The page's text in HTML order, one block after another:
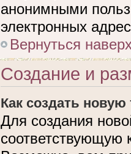
анонимными
электронных
Вернуться
Создание и
Как создать новую
Для создания
соответствующую